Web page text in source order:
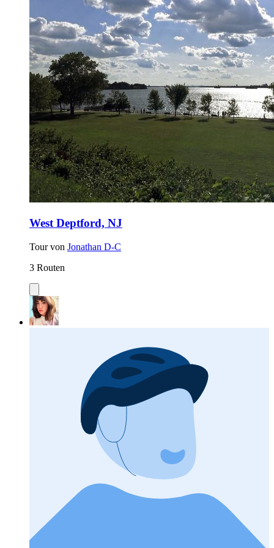
West Deptford, NJ
Tour von Jonathan D-C
3 Routen